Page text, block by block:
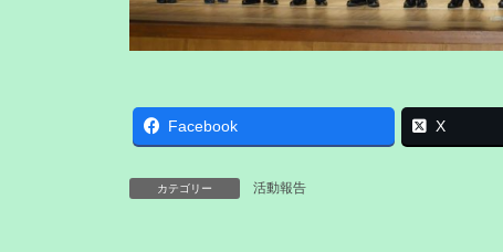
Facebook X
カテゴリー 活動報告